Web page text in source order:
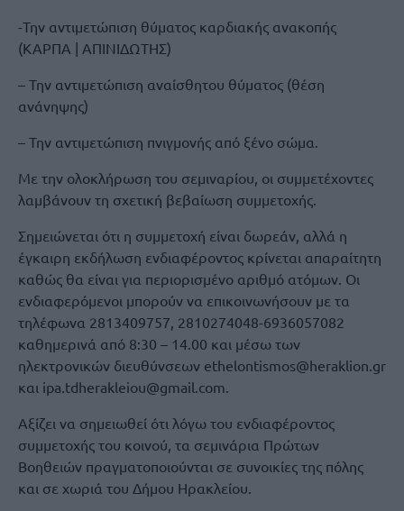
-Την αντιμετώπιση θύματος καρδιακής ανακοπής
(ΚΑΡΠΑ | ΑΠΙΝΙΔΩΤΗΣ)
– Την αντιμετώπιση αναίσθητου θύματος (θέση
ανάνηψης)
– Την αντιμετώπιση πνιγμονής από ξένο σώμα.
Με την ολοκλήρωση του σεμιναρίου, οι συμμετέχοντες
λαμβάνουν τη σχετική βεβαίωση συμμετοχής.
Σημειώνεται ότι η συμμετοχή είναι δωρεάν, αλλά η
έγκαιρη εκδήλωση ενδιαφέροντος κρίνεται απαραίτητη
καθώς θα είναι για περιορισμένο αριθμό ατόμων. Οι
ενδιαφερόμενοι μπορούν να επικοινωνήσουν με τα
τηλέφωνα 2813409757, 2810274048-6936057082
καθημερινά από 8:30 – 14.00 και μέσω των
ηλεκτρονικών διευθύνσεων ethelontismos@heraklion.gr
και ipa.tdherakleiou@gmail.com.
Αξίζει να σημειωθεί ότι λόγω του ενδιαφέροντος
συμμετοχής του κοινού, τα σεμινάρια Πρώτων
Βοηθειών πραγματοποιούνται σε συνοικίες της πόλης
και σε χωριά του Δήμου Ηρακλείου.